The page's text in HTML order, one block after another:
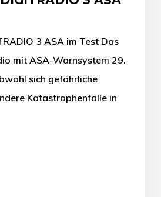
3 ASA im Test Das
mit ASA-Warnsystem 29.
sich gefährliche
Katastrophenfälle in